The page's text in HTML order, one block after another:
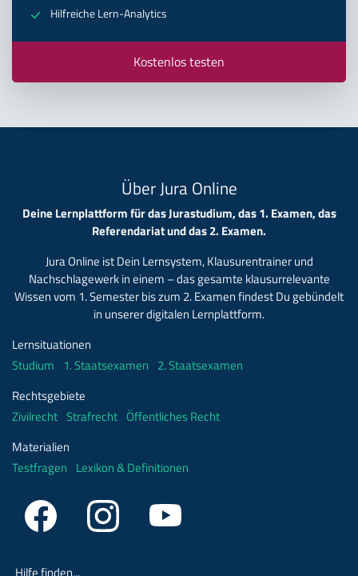
Hilfreiche Lern-Analytics
Kostenlos testen
Über Jura Online
Deine Lernplattform für das Jurastudium, das 1. Examen, das
Referendariat und das 2. Examen.
Jura Online ist Dein Lernsystem, Klausurentrainer und
Nachschlagewerk in einem – das gesamte klausurrelevante
Wissen vom 1. Semester bis zum 2. Examen findest Du gebündelt
in unserer digitalen Lernplattform.
Lernsituationen
Studium 1. Staatsexamen 2. Staatsexamen
Rechtsgebiete
Zivilrecht Strafrecht Öffentliches Recht
Materialien
Testfragen Lexikon & Definitionen